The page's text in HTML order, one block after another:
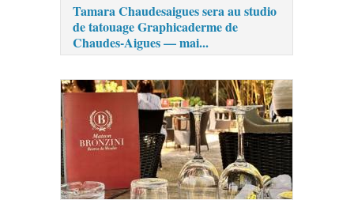
Tamara Chaudesaigues sera au studio
de tatouage Graphicaderme de
Chaudes-Aigues — mai...